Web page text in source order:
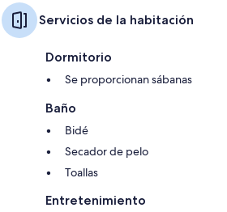
Servicios de la habitación
Dormitorio
Se proporcionan sábanas
Baño
Bidé
Secador de pelo
Toallas
Entretenimiento